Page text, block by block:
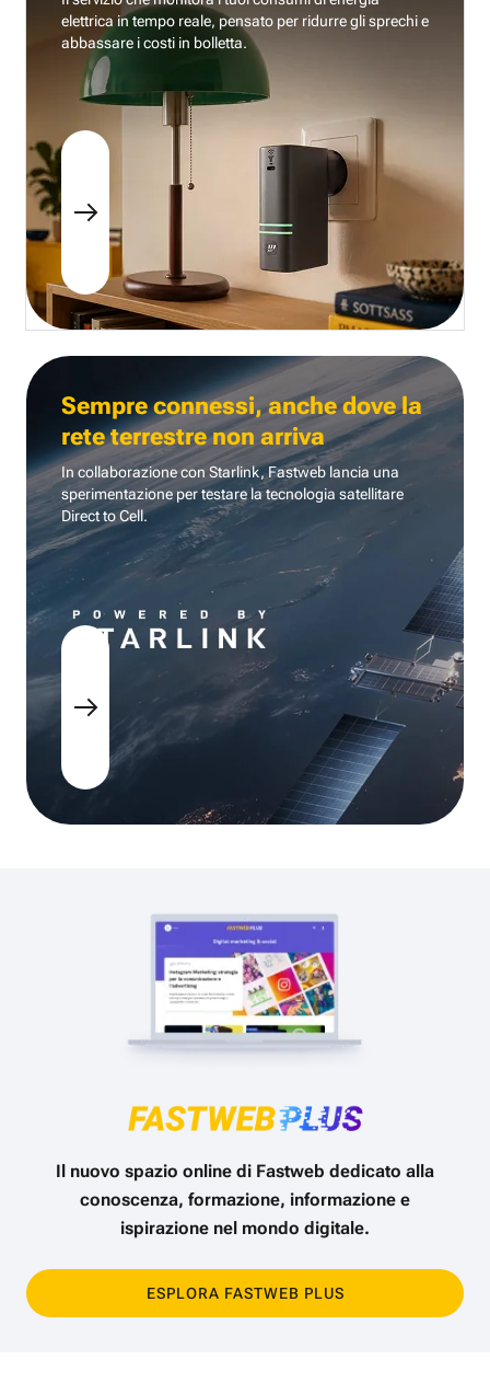
elettrica in tempo reale, pensato per ridurre gli sprechi e
abbassare i costi in bolletta.
Sempre connessi, anche dove la
rete terrestre non arriva
In collaborazione con Starlink, Fastweb lancia una
sperimentazione per testare la tecnologia satellitare
Direct to Cell.
Il nuovo spazio online di Fastweb dedicato alla
conoscenza, formazione, informazione e
ispirazione nel mondo digitale.
ESPLORA FASTWEB PLUS